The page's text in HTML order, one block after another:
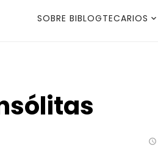
SOBRE BIBLOGTECARIOS